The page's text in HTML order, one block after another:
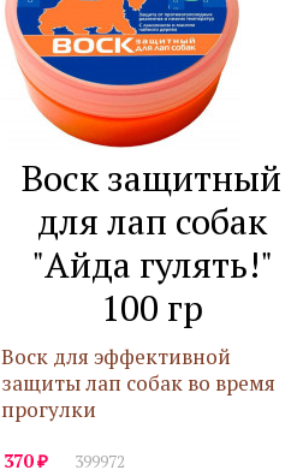
Воск защитный
для лап собак
"Айда гулять!"
100 гр
Воск для эффективной
защиты лап собак во время
прогулки
370₽ 399972